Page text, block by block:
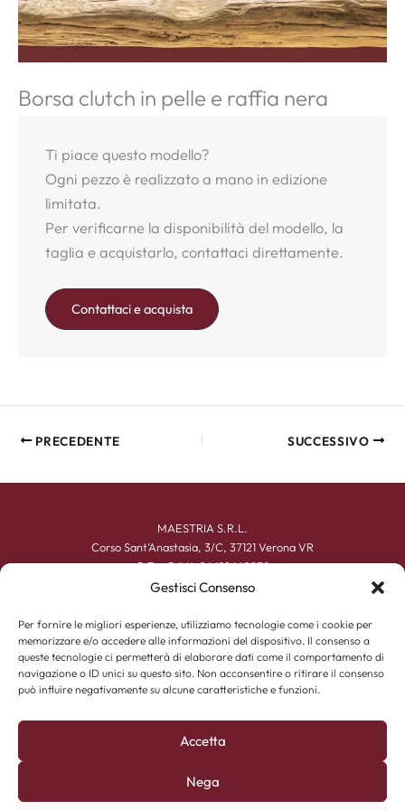
Gestisci Consenso
Per fornire le migliori esperienze, utilizziamo tecnologie come i cookie per
memorizzare e/o accedere alle informazioni del dispositivo. Il consenso a
queste tecnologie ci permetterà di elaborare dati come il comportamento di
navigazione o ID unici su questo sito. Non acconsentire o ritirare il consenso
può influire negativamente su alcune caratteristiche e funzioni.
Accetta
Nega
Borsa clutch in pelle e raffia nera
Ti piace questo modello?
Ogni pezzo è realizzato a mano in edizione
limitata.
Per verificarne la disponibilità del modello, la
taglia e acquistarlo, contattaci direttamente.
Contattaci e acquista
PRECEDENTE SUCCESSIVO
MAESTRIA S.R.L.
Corso Sant’Anastasia, 3/C, 37121 Verona VR
C.F. e P.IVA 04410660239
+39 045 590167
UOMO
DONNA
ACCESSORI
ESPERIENZA ARTIGIANA
CONTATTI